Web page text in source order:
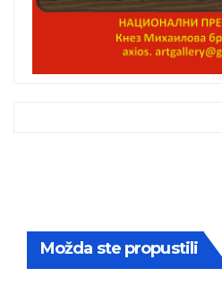
Možda ste propustili